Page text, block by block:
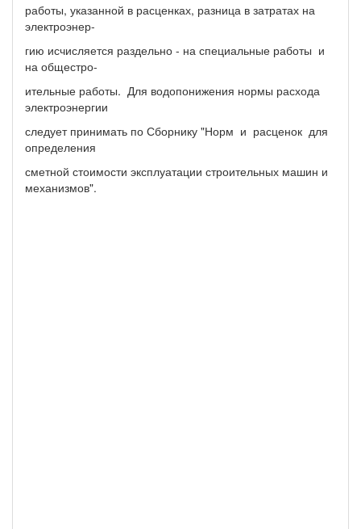
работы, указанной в расценках, разница в затратах на
электроэнер-
гию исчисляется раздельно - на специальные работы и
на общестро-
ительные работы. Для водопонижения нормы расхода
электроэнергии
следует принимать по Сборнику "Норм и расценок для
определения
сметной стоимости эксплуатации строительных машин и
механизмов".